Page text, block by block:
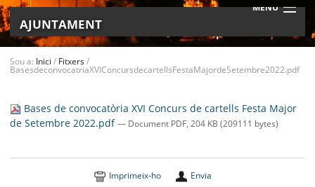
MENU
AJUNTAMENT
BELL-LLOC SOLUCIONA
Sou a: Inici / Fitxers/
BasesdeconvocatriaXVIConcursdecartellsFestaMajordeSetembre2022.pdf
Bases de convocatòria XVI Concurs de cartells Festa Major
de Setembre 2022.pdf— Document PDF, 204 KB (209111 bytes)
Imprimeix-ho Envia